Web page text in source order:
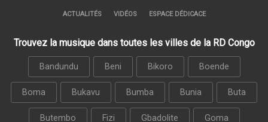
ACTUALITÉS VIDÉOS ESPACE DÉDICACE
Trouvez la musique dans toutes les villes de la RD Congo
Bandundu Beni Bikoro Boende
Boma Bukavu Bumba Bunia Buta
Butembo Fizi Gbadolite Goma